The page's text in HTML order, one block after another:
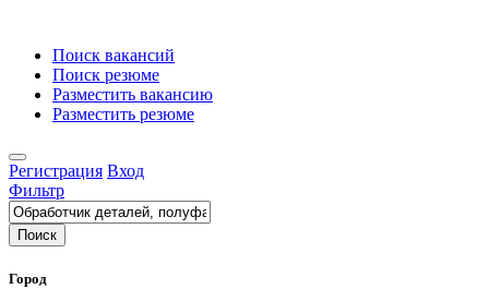
Поиск вакансий
Поиск резюме
Разместить вакансию
Разместить резюме
Регистрация Вход
Фильтр
Поиск
Город